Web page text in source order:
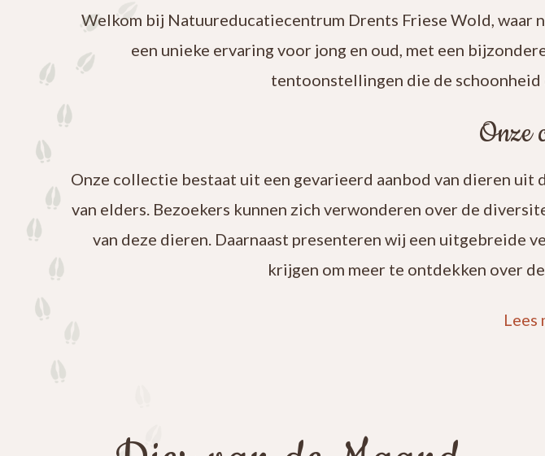
Welkom bij Natuureducatiecentrum Drents Friese Wold, waar
een unieke ervaring voor jong en oud, met een
tentoonstellingen die de
Onze
Onze collectie bestaat uit een gevarieerd aanbod van dieren
van elders. Bezoekers kunnen zich verwonderen over de
van deze dieren. Daarnaast presenteren wij een uitgebreide
krijgen om meer te ontdekken over
Lees